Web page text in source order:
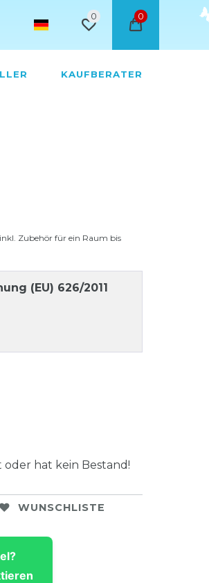
0 0
KAUFBERATER
Zubehör für ein Raum bis
(EU) 626/2011
oder hat kein Bestand!
WUNSCHLISTE